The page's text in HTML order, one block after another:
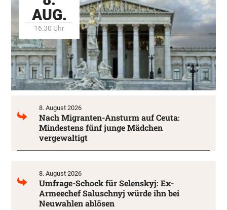
AUG.
16:30 Uhr
8. August 2026
Nach Migranten-Ansturm auf Ceuta:
Mindestens fünf junge Mädchen
vergewaltigt
8. August 2026
Umfrage-Schock für Selenskyj: Ex-
Armeechef Saluschnyj würde ihn bei
Neuwahlen ablösen